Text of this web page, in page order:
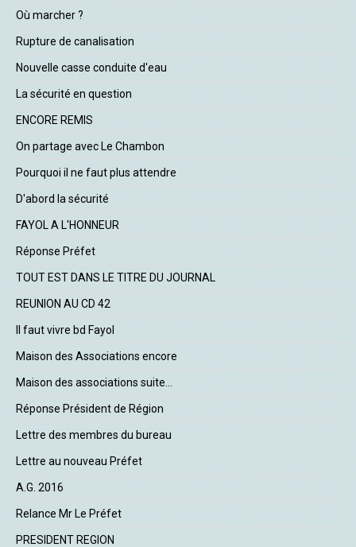
Où marcher ?
Rupture de canalisation
Nouvelle casse conduite d'eau
La sécurité en question
ENCORE REMIS
On partage avec Le Chambon
Pourquoi il ne faut plus attendre
D'abord la sécurité
FAYOL A L'HONNEUR
Réponse Préfet
TOUT EST DANS LE TITRE DU JOURNAL
REUNION AU CD 42
Il faut vivre bd Fayol
Maison des Associations encore
Maison des associations suite...
Réponse Président de Région
Lettre des membres du bureau
Lettre au nouveau Préfet
A.G. 2016
Relance Mr Le Préfet
PRESIDENT REGION